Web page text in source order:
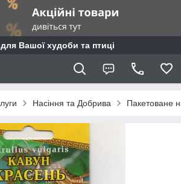
Вашої худоби та птиці
Насіння та Добрива Пакетоване